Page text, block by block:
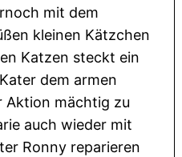
mit dem
kleinen Kätzchen
Katzen steckt ein
dem armen
Aktion mächtig zu
auch wieder mit
Ronny reparieren